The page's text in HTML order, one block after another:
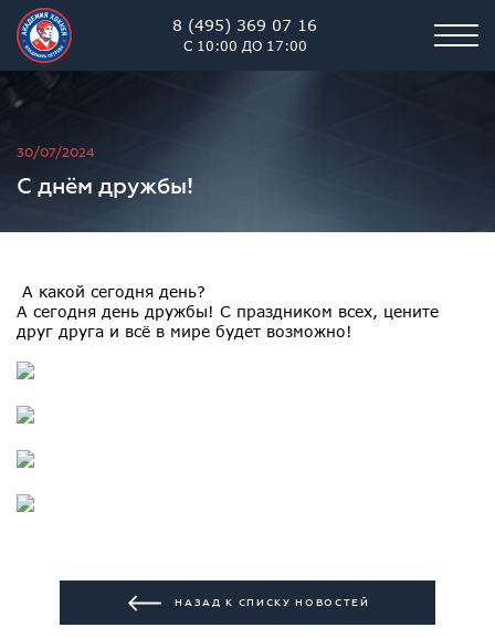
8 (495) 369 07 16
С 10:00 ДО 17:00
Академия хоккея им. В.В.
30/07/2024
С днём дружбы!
А какой сегодня день?
А сегодня день дружбы! С праздником всех, цените
друг друга и всё в мире будет возможно!
НАЗАД К СПИСКУ НОВОСТЕЙ